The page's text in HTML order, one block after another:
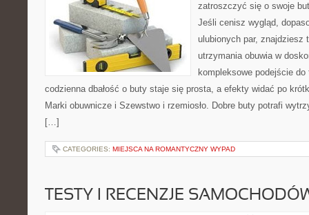
zatroszczyć się o swoje
Jeśli cenisz wygląd,
ulubionych par, znajdziesz
utrzymania obuwia w
kompleksowe podejście
codzienna dbałość o buty staje się prosta, a efekty widać po
Marki obuwnicze i Szewstwo i rzemiosło. Dobre buty potrafi
[…]
CATEGORIES: MIEJSCA NA ROMANTYCZNY WYPAD
TESTY I RECENZJE